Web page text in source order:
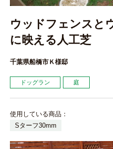
ウッドフェンスと
に映える人工芝
千葉県船橋市Ｋ様邸
ドッグラン 庭
使用している商品：
Sターフ30mm